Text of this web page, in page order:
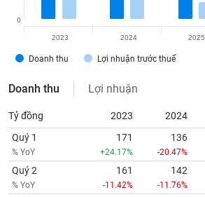
Doanh thu Lợi nhuận trước thuế
0
2023 2024 2025
Doanh thu Lợi nhuận
Tỷ đồng 2023 2024
Quý 1
% YoY
171
+24.17%
136
-20.47%
Quý 2
% YoY
161
-11.42%
142
-11.76%